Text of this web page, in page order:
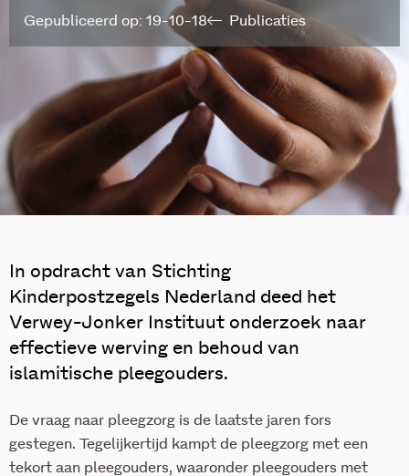
Publicaties
Gepubliceerd op: 19-10-18
In opdracht van Stichting
Kinderpostzegels Nederland deed het
Verwey-Jonker Instituut onderzoek naar
effectieve werving en behoud van
islamitische pleegouders.
De vraag naar pleegzorg is de laatste jaren fors
gestegen. Tegelijkertijd kampt de pleegzorg met een
tekort aan pleegouders, waaronder pleegouders met